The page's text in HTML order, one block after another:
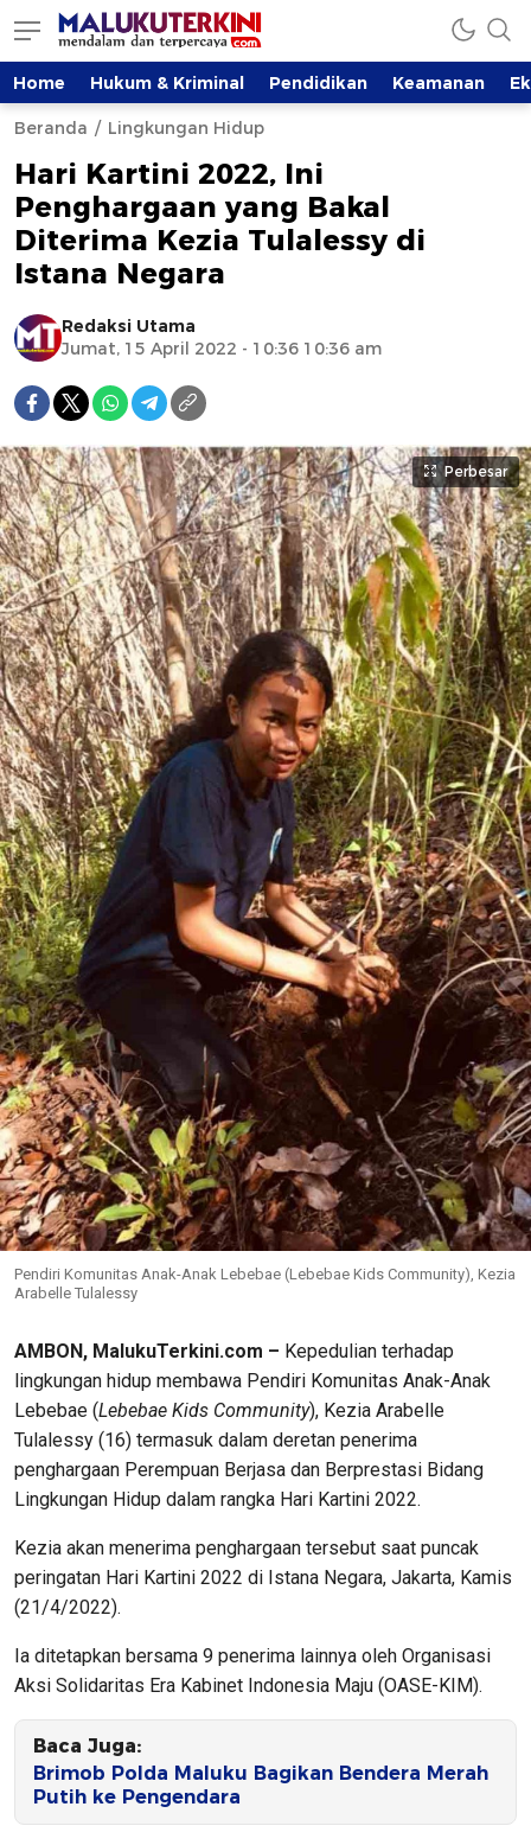
Home Hukum & Kriminal Pendidikan Keamanan
Beranda Lingkungan Hidup
Hari Kartini 2022, Ini
Penghargaan yang Bakal
Diterima Kezia Tulalessy di
Istana Negara
Redaksi Utama
Jumat, 15 April 2022 - 10:36 10:36 am
Perbesar
Pendiri Komunitas Anak-Anak Lebebae (Lebebae Kids Community), Kezia
Arabelle Tulalessy
AMBON, MalukuTerkini.com – Kepedulian terhadap
lingkungan hidup membawa Pendiri Komunitas Anak-Anak
Lebebae (Lebebae Kids Community), Kezia Arabelle
Tulalessy (16) termasuk dalam deretan penerima
penghargaan Perempuan Berjasa dan Berprestasi Bidang
Lingkungan Hidup dalam rangka Hari Kartini 2022.
Kezia akan menerima penghargaan tersebut saat puncak
peringatan Hari Kartini 2022 di Istana Negara, Jakarta, Kamis
(21/4/2022).
Ia ditetapkan bersama 9 penerima lainnya oleh Organisasi
Aksi Solidaritas Era Kabinet Indonesia Maju (OASE-KIM).
Baca Juga:
Brimob Polda Maluku Bagikan Bendera Merah
Putih ke Pengendara